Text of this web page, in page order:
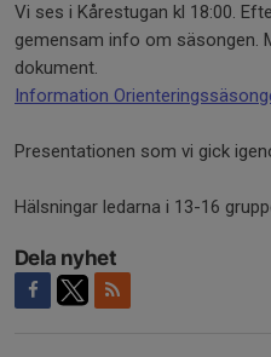
Vi ses i Kårestugan kl 18:00.
gemensam info om säsongen.
dokument.
Information
Presentationen som vi gick
Hälsningar ledarna i 13-16
Dela nyhet